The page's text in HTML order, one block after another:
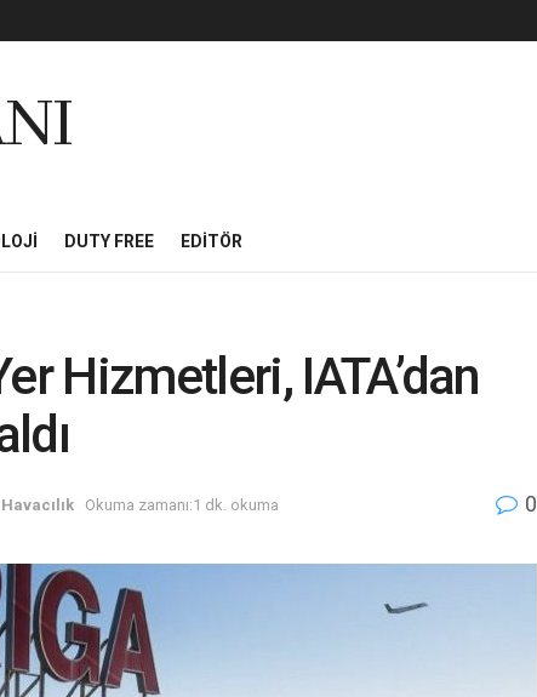
DUTY FREE EDITÖR
Hizmetleri, IATA’dan
Havacılık Okuma zamanı:1 dk. okuma 0